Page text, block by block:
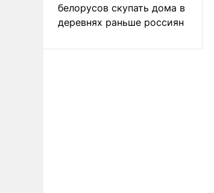
белорусов скупать дома в
деревнях раньше россиян